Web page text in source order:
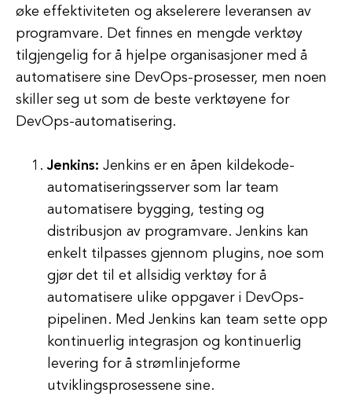
øke effektiviteten og akselerere leveransen av
programvare. Det finnes en mengde verktøy
tilgjengelig for å hjelpe organisasjoner med å
automatisere sine DevOps-prosesser, men noen
skiller seg ut som de beste verktøyene for
DevOps-automatisering.
Jenkins: Jenkins er en åpen kildekode-
automatiseringsserver som lar team
automatisere bygging, testing og
distribusjon av programvare. Jenkins kan
enkelt tilpasses gjennom plugins, noe som
gjør det til et allsidig verktøy for å
automatisere ulike oppgaver i DevOps-
pipelinen. Med Jenkins kan team sette opp
kontinuerlig integrasjon og kontinuerlig
levering for å strømlinjeforme
utviklingsprosessene sine.